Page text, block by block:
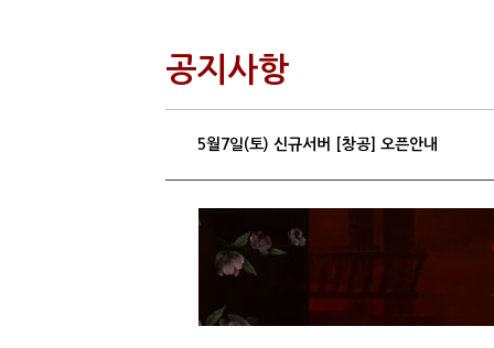
공지사항
5월7일(토) 신규서버 [창공] 오픈안내